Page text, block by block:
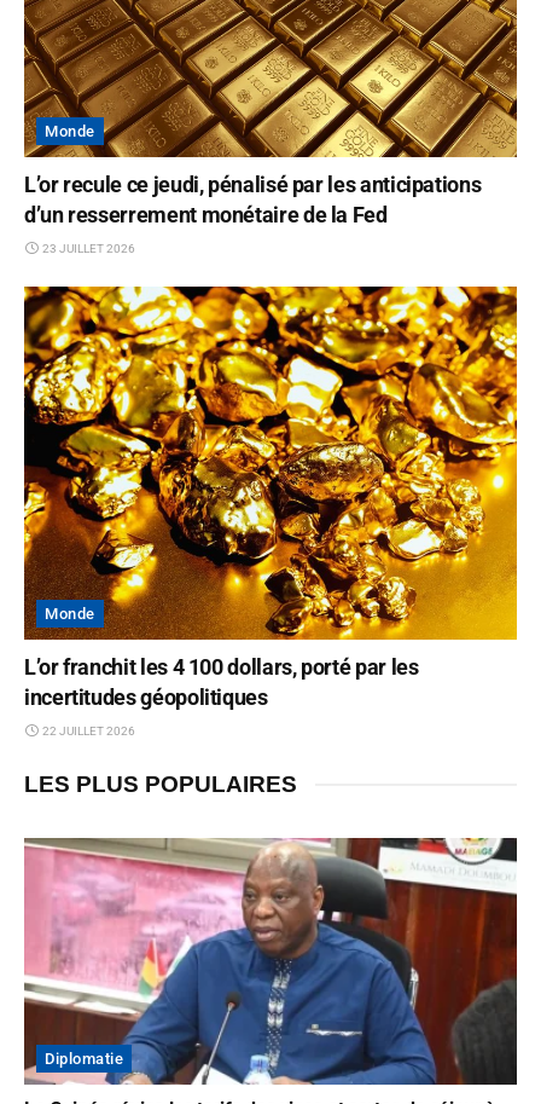
Monde
L’or recule ce jeudi, pénalisé par les anticipations
d’un resserrement monétaire de la Fed
23 JUILLET 2026
Monde
L’or franchit les 4 100 dollars, porté par les
incertitudes géopolitiques
22 JUILLET 2026
LES PLUS POPULAIRES
Diplomatie